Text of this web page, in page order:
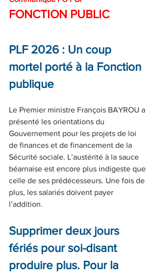
FONCTION PUBLIC
PLF 2026 : Un coup
mortel porté à la Fonction
publique
Le Premier ministre François BAYROU a
présenté les orientations du
Gouvernement pour les projets de loi
de finances et de financement de la
Sécurité sociale. L’austérité à la sauce
béarnaise est encore plus indigeste que
celle de ses prédécesseurs. Une fois de
plus, les salariés doivent payer
l’addition.
Supprimer deux jours
fériés pour soi-disant
produire plus. Pour la